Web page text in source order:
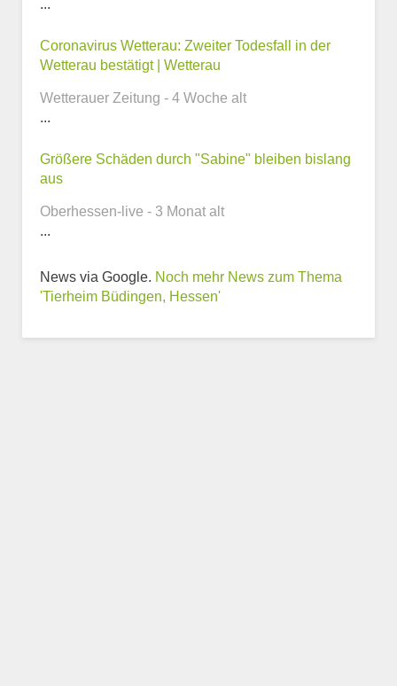
Telefonnummer
zum Tierheim
Trägerverein
...
Coronavirus Wetterau: Zweiter Todesfall in der
Wetterau bestätigt | Wetterau
Wetterauer Zeitung - 4 Woche alt
...
Größere Schäden durch "Sabine" bleiben bislang
aus
Oberhessen-live - 3 Monat alt
...
News via Google. Noch mehr News zum Thema
'Tierheim Büdingen, Hessen'